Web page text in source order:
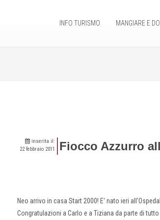
INFO TURISMO MANGIARE E
inserita il:
22 febbraio 2011
Fiocco Azzurro
Neo arrivo in casa Start 2000! E' nato ieri
Congratulazioni a Carlo e a Tiziana da parte di